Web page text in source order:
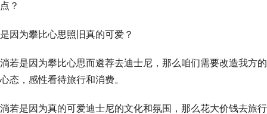
点？
是因为攀比心思照旧真的可爱？
淌若是因为攀比心思而遴荐去迪士尼，那么咱们需要改造我方的
心态，感性看待旅行和消费。
淌若是因为真的可爱迪士尼的文化和氛围，那么花大价钱去旅行